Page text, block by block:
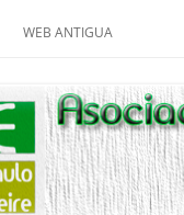
VIAJES
EXCURSIONES
SENDERISMO
CLUB DE LECTURA
WEB ANTIGUA